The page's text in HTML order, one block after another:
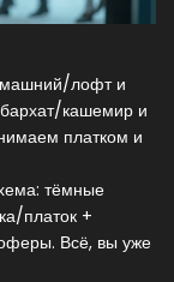
лофт и
кашемир и
платком и
тёмные
платок +
Всё, вы уже